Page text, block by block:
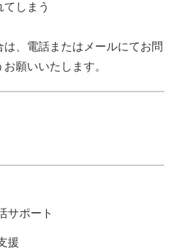
しまう
、電話またはメールにてお問
願いいたします。
サポート
援